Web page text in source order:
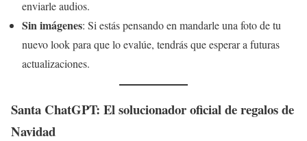
enviarle audios.
Sin imágenes: Si estás pensando en mandarle una foto de tu
nuevo look para que lo evalúe, tendrás que esperar a futuras
actualizaciones.
Santa ChatGPT: El solucionador oficial de regalos de
Navidad